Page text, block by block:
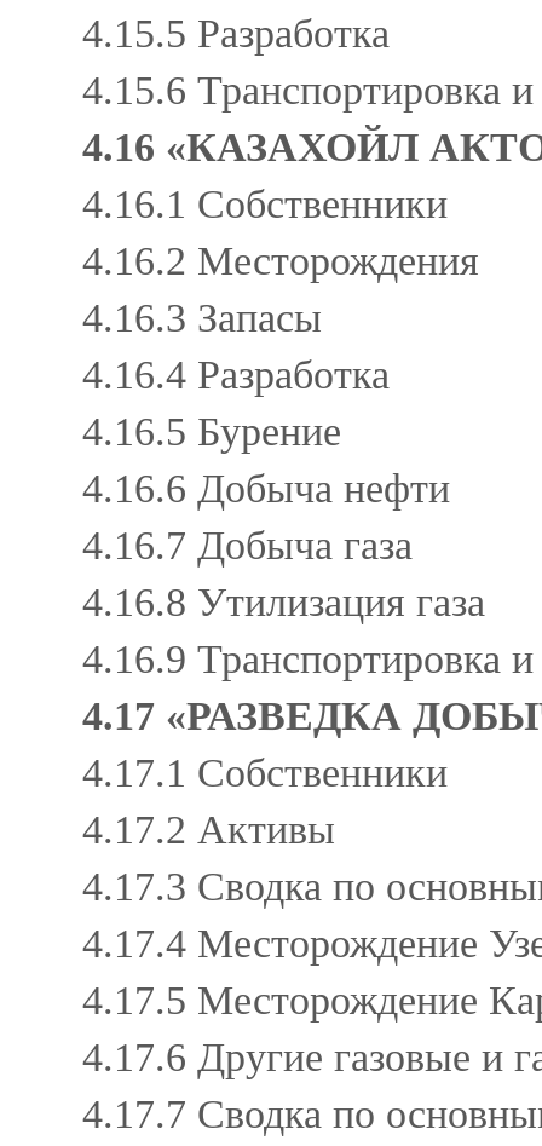
4.15.5 Разработка
4.15.6 Транспортировка
4.16 «КАЗАХОЙЛ
4.16.1 Собственники
4.16.2 Месторождения
4.16.3 Запасы
4.16.4 Разработка
4.16.5 Бурение
4.16.6 Добыча нефти
4.16.7 Добыча газа
4.16.8 Утилизация газа
4.16.9 Транспортировка
4.17 «РАЗВЕДКА
4.17.1 Собственники
4.17.2 Активы
4.17.3 Сводка по
4.17.4 Месторождение
4.17.5 Месторождение
4.17.6 Другие газовые и
4.17.7 Сводка по